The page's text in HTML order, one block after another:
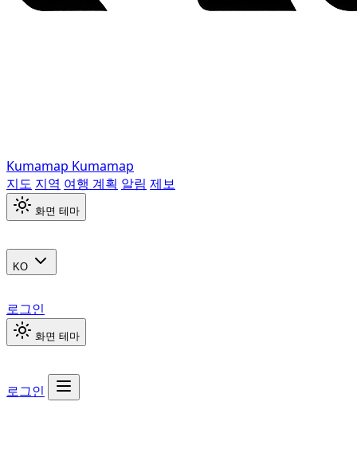
Kumamap Kumamap
지도 지역 여행 계획 알림 제보
화면 테마
KO
로그인
화면 테마
로그인